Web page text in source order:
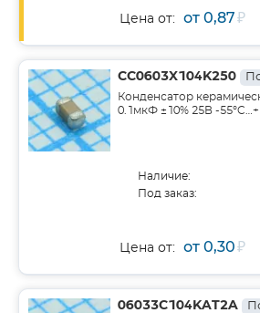
Цена от: от 0,87₽
CC0603X104K250
Конденсатор
0.1мкФ ±10% 25В -
Наличие:
Под заказ:
Цена от: от 0,30₽
06033C104KAT2A